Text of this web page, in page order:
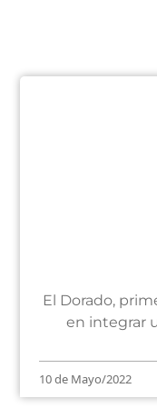
El Dorado,
en integrar
10 de Mayo/2022